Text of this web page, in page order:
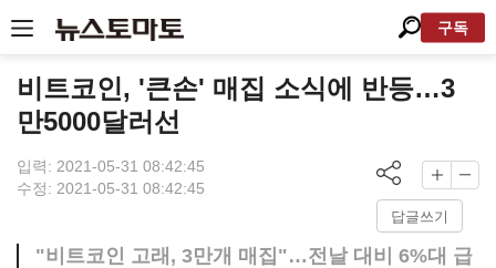
구독
비트코인, '큰손' 매집 소식에 반등…3
만5000달러선
입력: 2021-05-31 08:42:45
수정: 2021-05-31 08:42:45
답글쓰기
"비트코인 고래, 3만개 매집"…전날 대비 6%대 급